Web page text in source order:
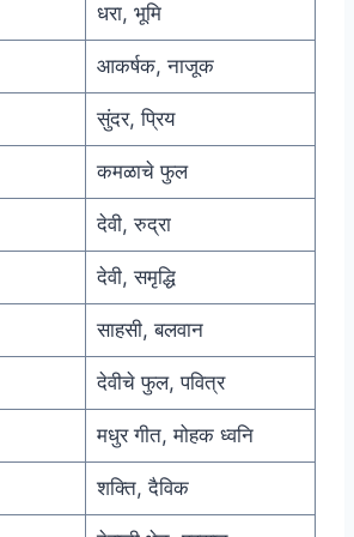
धरा, भूमि
आकर्षक, नाजूक
सुंदर, प्रिय
कमळाचे फुल
देवी, रुद्रा
देवी, समृद्धि
साहसी, बलवान
देवीचे फुल, पवित्र
मधुर गीत, मोहक ध्वनि
शक्ति, दैविक